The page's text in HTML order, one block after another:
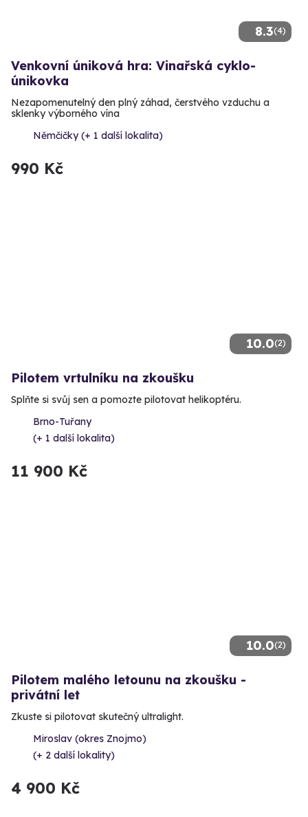
8.3(4)
Venkovní úniková hra: Vinařská cyklo-
únikovka
Nezapomenutelný den plný záhad, čerstvého vzduchu a
sklenky výborného vína
Němčičky (+ 1 další lokalita)
990 Kč
10.0(2)
Pilotem vrtulníku na zkoušku
Splňte si svůj sen a pomozte pilotovat helikoptéru.
Brno-Tuřany
(+ 1 další lokalita)
11 900 Kč
10.0(2)
Pilotem malého letounu na zkoušku -
privátní let
Zkuste si pilotovat skutečný ultralight.
Miroslav (okres Znojmo)
(+ 2 další lokality)
4 900 Kč